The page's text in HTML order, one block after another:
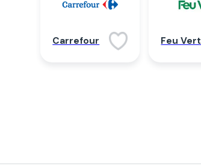
Carrefour Feu Vert